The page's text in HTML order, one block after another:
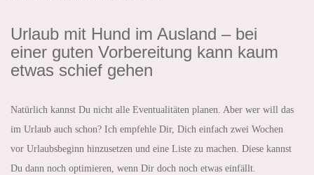
Urlaub mit Hund im Ausland – bei
einer guten Vorbereitung kann kaum
etwas schief gehen
Natürlich kannst Du nicht alle Eventualitäten planen. Aber wer will das
im Urlaub auch schon? Ich empfehle Dir, Dich einfach zwei Wochen
vor Urlaubsbeginn hinzusetzen und eine Liste zu machen. Diese kannst
Du dann noch optimieren, wenn Dir doch noch etwas einfällt.